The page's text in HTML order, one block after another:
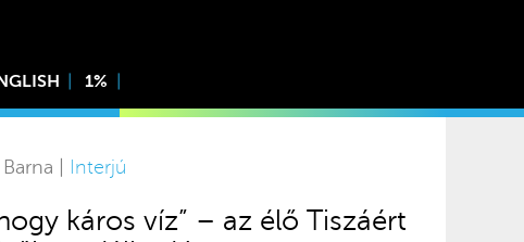
1%
| Interjú
káros víz” – az élő Tiszáért